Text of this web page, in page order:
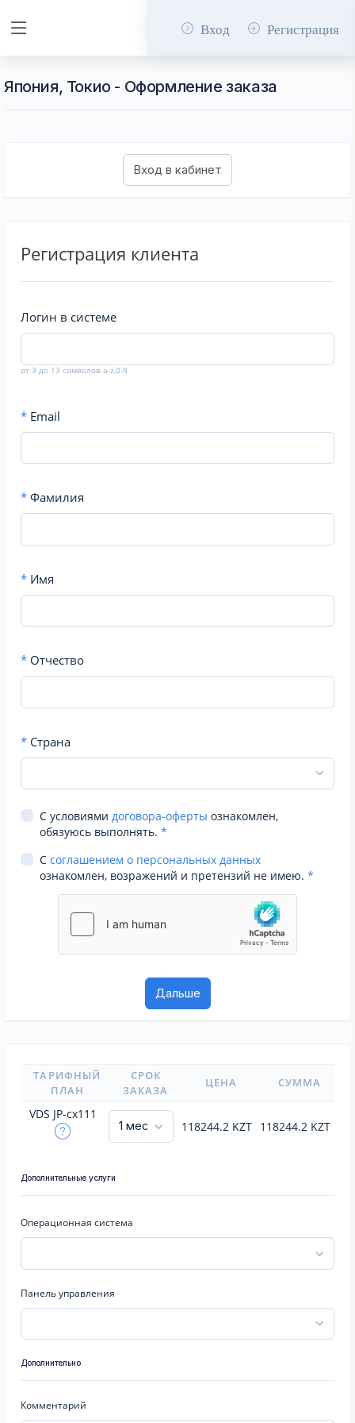
Вход Регистрация
Япония, Токио - Оформление заказа
Регистрация клиента
Логин в системе
от 3 до 13 символов a-z,0-9
* Email
* Фамилия
* Имя
* Отчество
* Страна
С условиями договора-оферты ознакомлен,
обязуюсь выполнять. *
С соглашением о персональных данных
ознакомлен, возражений и претензий не имею. *
ТАРИФНЫЙ
ПЛАН
СРОК
ЗАКАЗА
ЦЕНА СУММА
VDS JP-cx111
118244.2 KZT 118244.2 KZT
Дополнительные услуги
Операционная система
Панель управления
Дополнительно
Комментарий